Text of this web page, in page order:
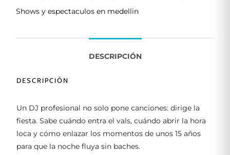
Shows y espectaculos en medellin
DESCRIPCIÓN
DESCRIPCIÓN
Un DJ profesional no solo pone canciones: dirige la
fiesta. Sabe cuándo entra el vals, cuándo abrir la hora
loca y cómo enlazar los momentos de unos 15 años
para que la noche fluya sin baches.